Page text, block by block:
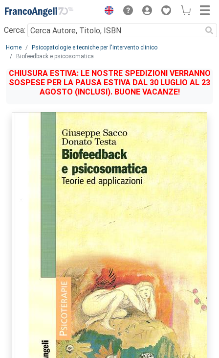
Menu
Cerca:
Main content
Home
Psicopatologie e tecniche per l'intervento clinico
Biofeedback e psicosomatica
CHIUSURA ESTIVA: LE NOSTRE SPEDIZIONI VERRANNO
SOSPESE PER LA PAUSA ESTIVA DAL 30 LUGLIO AL 23
AGOSTO (INCLUSI). BUONE VACANZE!